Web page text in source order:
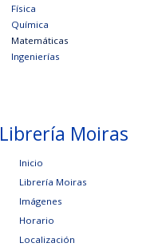
Física
Química
Matemáticas
Ingenierías
Librería Moiras
Inicio
Librería Moiras
Imágenes
Horario
Localización